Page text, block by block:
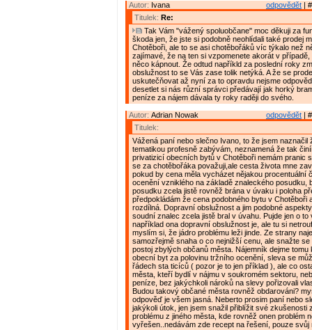
odpovědět |
Autor: Ivana
Titulek: Re:
Tak Vám "vážený spoluobčane" moc děkuji za
škoda jen, že jste si podobně neohlídali také prodej
Chotěboři, ale to se asi chotěbořáků víc týkalo než
zajímavé, že na ten si vzpomenete akorát v případě,
něco kápnout. Že odtud napříkld za poslední roky
obslužnost to se Vás zase tolik netýká. A že se
uskutečňovat až nyní za to opravdu nejsme
desetlet si nás různí správci předávají jak horký
peníze za nájem dávala ty roky raději do svého.
odpovědět |
Autor: Adrian Nowak
Titulek:
Vážená paní nebo slečno Ivano, to že jsem naznačil
tematikou profesně zabývám, neznamená že tak
privatizicí obecních bytů v Chotěboři nemám pranic
se za chotěbořáka považuji,ale cesta života mne
pokud by cena měla vycházet nějakou procentuální
ocenění vzniklého na základě znaleckého posudku,
posudku zcela jistě rovněž brána v úvaku i poloha
předpokládám že cena podobného bytu v Chotěboři
rozdílná. Dopravní obslužnost a jim podobné
soudní znalec zcela jistě bral v úvahu. Pujde jen o to
například ona dopravní obslužnost je, ale tu si
myslím si, že jádro problému leži jinde. Ze strany
samozřejmě snaha o co nejnižší cenu, ale snažte se
postoj zbylých občanů města. Nájemník dejme tomu
obecní byt za polovinu tržního ocenění, sleva se
řádech sta ticíců ( pozor je to jen příklad ), ale co
města, kteří bydlí v nájmu v soukromém sektoru,
peníze, bez jakýchkoli nároků na slevy pořizovali
Budou takový občané města rovněž obdarováni?
odpověď je všem jasná. Neberto prosim paní nebo
jakýkoli útok, jen jsem snažil přiblížit své zkušenosti
problému z jiného města, kde rovněž onen problém
vyřešen..nedávám zde recept na řešení, pouze svůj